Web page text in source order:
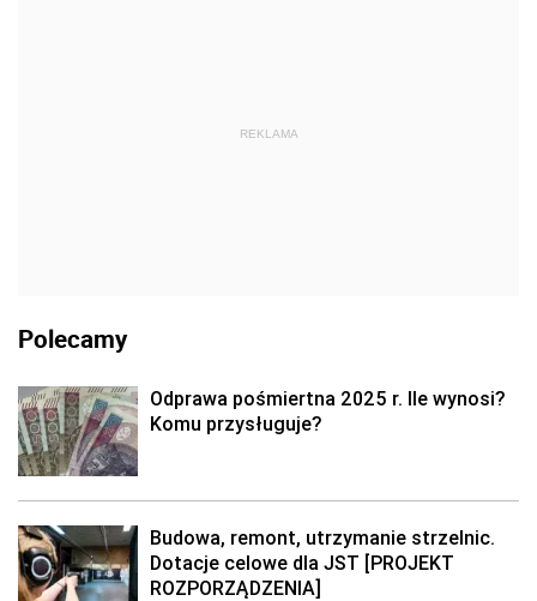
REKLAMA
Polecamy
Odprawa pośmiertna 2025 r. Ile wynosi?
Komu przysługuje?
Budowa, remont, utrzymanie strzelnic.
Dotacje celowe dla JST [PROJEKT
ROZPORZĄDZENIA]